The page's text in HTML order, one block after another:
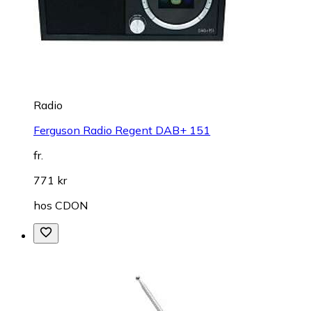
Radio
Ferguson Radio Regent DAB+ 151
fr.
771 kr
hos CDON